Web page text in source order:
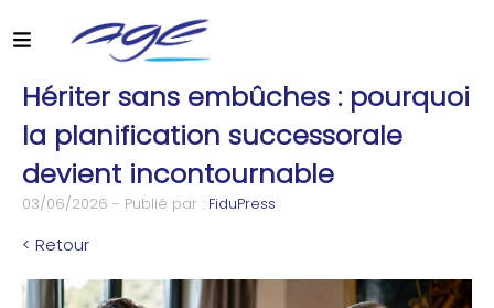
Hériter sans embûches : pourquoi
la planification successorale
devient incontournable
03/06/2026 - Publié par : FiduPress
< Retour